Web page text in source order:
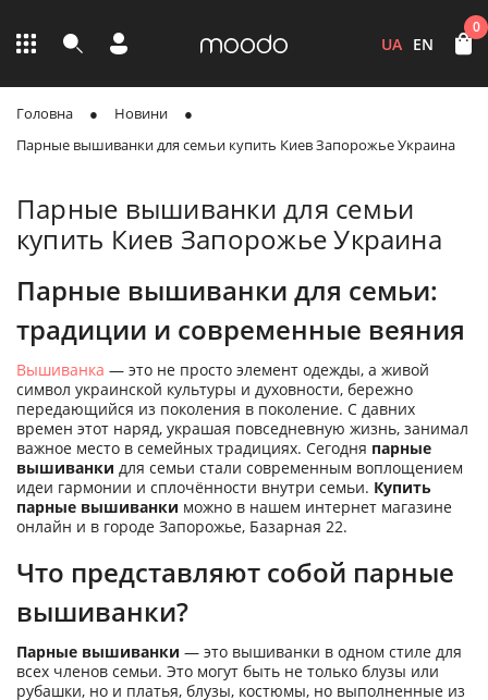
UA EN
0
Головна
Новини
Парные вышиванки для семьи купить Киев Запорожье Украина
Парные вышиванки для семьи
купить Киев Запорожье Украина
Парные вышиванки для семьи:
традиции и современные веяния
Вышиванка — это не просто элемент одежды, а живой
символ украинской культуры и духовности, бережно
передающийся из поколения в поколение. С давних
времен этот наряд, украшая повседневную жизнь, занимал
важное место в семейных традициях. Сегодня парные
вышиванки для семьи стали современным воплощением
идеи гармонии и сплочённости внутри семьи. Купить
парные вышиванки можно в нашем интернет магазине
онлайн и в городе Запорожье, Базарная 22.
Что представляют собой парные
вышиванки?
Парные вышиванки — это вышиванки в одном стиле для
всех членов семьи. Это могут быть не только блузы или
рубашки, но и платья, блузы, костюмы, но выполненные из